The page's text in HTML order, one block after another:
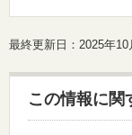
最終更新日：2025年10
この情報に関